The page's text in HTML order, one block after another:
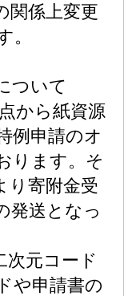
関係上変更
。
ついて
から紙資源
例申請のオ
ります。そ
り寄附金受
発送となっ
元コード
や申請書の